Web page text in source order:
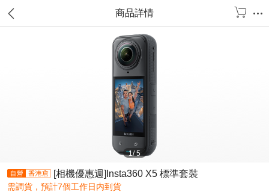
商品詳情
1/5
[相機優惠週]Insta360 X5 標準套裝
需調貨，預計7個工作日内到貨